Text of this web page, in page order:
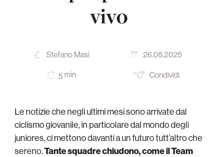
vivo
Stefano Masi 26.08.2025
5 min Condividi
Le notizie che negli ultimi mesi sono arrivate dal
ciclismo giovanile, in particolare dal mondo degli
juniores, ci mettono davanti a un futuro tutt’altro che
sereno.Tante squadre chiudono, come il Team